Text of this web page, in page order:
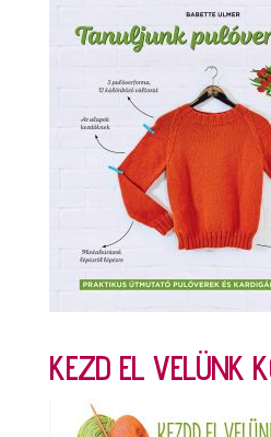
KEZD EL VELÜNK